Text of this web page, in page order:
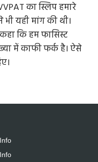
का स्लिप हमारे
यही मांग की थी।
कि हम फासिस्ट
में काफी फर्क है। ऐसे